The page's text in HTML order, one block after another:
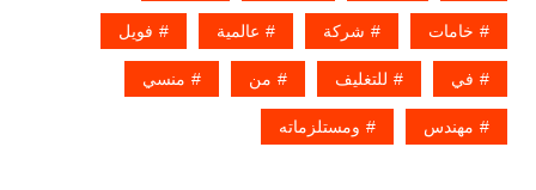
خامات شركة عالمية فويل
في للتغليف من منسي
مهندس ومستلزماته